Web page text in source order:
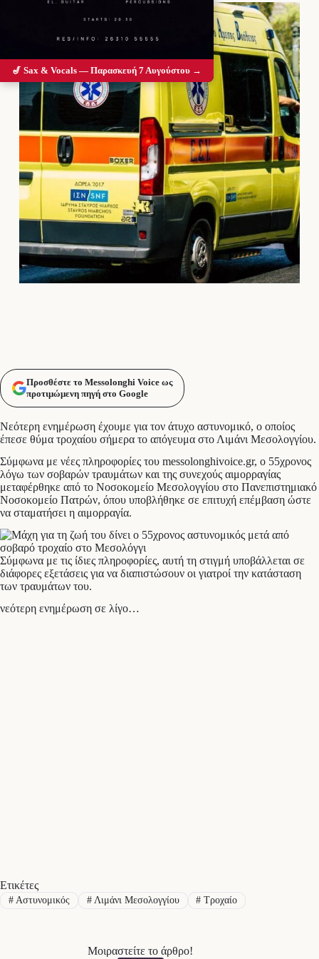
Προσθέστε το Messolonghi Voice ως
προτιμώμενη πηγή στο Google
Νεότερη ενημέρωση έχουμε για τον άτυχο αστυνομικό, ο οποίος
έπεσε θύμα τροχαίου σήμερα το απόγευμα στο Λιμάνι Μεσολογγίου.
Σύμφωνα με νέες πληροφορίες του messolonghivoice.gr, ο 55χρονος
λόγω των σοβαρών τραυμάτων και της συνεχούς αιμορραγίας
μεταφέρθηκε από το Νοσοκομείο Μεσολογγίου στο Πανεπιστημιακό
Νοσοκομείο Πατρών, όπου υποβλήθηκε σε επιτυχή επέμβαση ώστε
να σταματήσει η αιμορραγία.
Σύμφωνα με τις ίδιες πληροφορίες, αυτή τη στιγμή υποβάλλεται σε
διάφορες εξετάσεις για να διαπιστώσουν οι γιατροί την κατάσταση
των τραυμάτων του.
νεότερη ενημέρωση σε λίγο…
Ετικέτες
#Αστυνομικός #Λιμάνι Μεσολογγίου # Τροχαίο
Μοιραστείτε το άρθρο!
🎷 Sax & Vocals — Παρασκευή 7 Αυγούστου →